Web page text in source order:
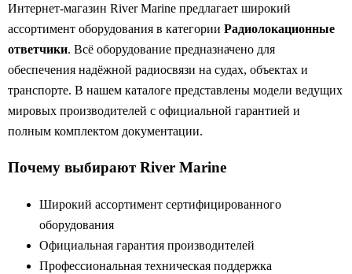
Интернет-магазин River Marine предлагает широкий
ассортимент оборудования в категории Радиолокационные
ответчики. Всё оборудование предназначено для
обеспечения надёжной радиосвязи на судах, объектах и
транспорте. В нашем каталоге представлены модели ведущих
мировых производителей с официальной гарантией и
полным комплектом документации.
Почему выбирают River Marine
Широкий ассортимент сертифицированного
оборудования
Официальная гарантия производителей
Профессиональная техническая поддержка